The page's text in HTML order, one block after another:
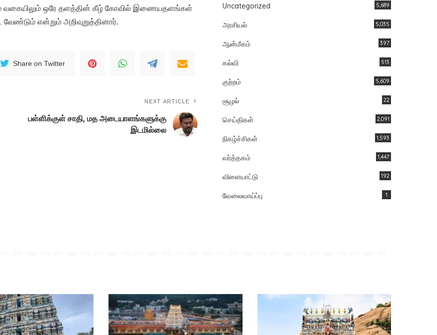
வகையிலும் ஒரே தளத்தின் கீழ் கோவில் இணையதளங்கள்
வேண்டும் என்றும் அறிவுறுத்தினார்.
Share on Twitter
NEXT ARTICLE
பள்ளிக்குள் சாதி, மத அடையாளங்களுக்கு
இடமில்லை
Uncategorized 5,689
அரசியல் 5,035
ஆன்மீகம் 397
கல்வி 513
குற்றம் 5,609
சூழல் 22
செய்திகள் 2,091
நிகழ்ச்சிகள் 1,593
வர்த்தகம் 1,447
விளையாட்டு 192
வேலைவாய்ப்பு 1